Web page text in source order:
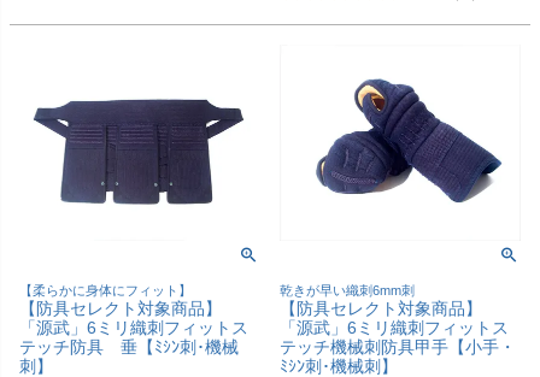
【柔らかに身体にフィット】
【防具セレクト対象商品】
「源武」6ミリ織刺フィットス
テッチ防具 垂【ﾐｼﾝ刺･機械
刺】
乾きが早い織刺6mm刺
【防具セレクト対象商品】
「源武」6ミリ織刺フィットス
テッチ機械刺防具甲手【小手・
ﾐｼﾝ刺･機械刺】